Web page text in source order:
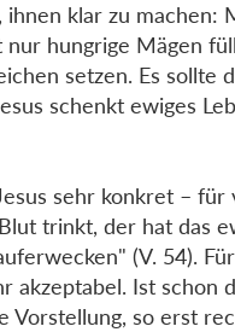
klar zu machen:
hungrige Mägen
setzen. Es sollte
schenkt ewiges
sehr konkret – für
trinkt, der hat das
(V. 54).
akzeptabel. Ist schon
Vorstellung, so erst